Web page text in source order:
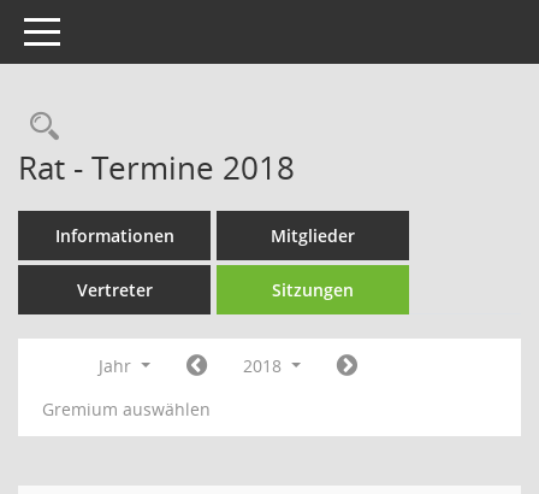
Toggle navigation
Rechercheauswahl
Rat - Termine 2018
Informationen Mitglieder
Vertreter Sitzungen
Jahr
2018
Gremium auswählen